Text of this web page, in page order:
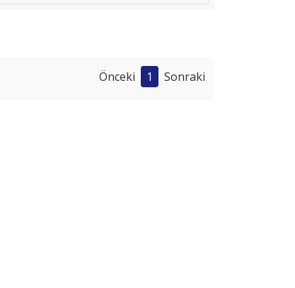
Önceki 1 Sonraki